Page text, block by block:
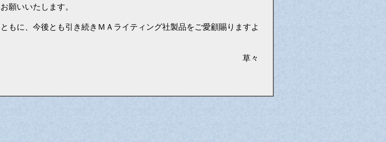
願いいたします。
もに、今後とも引き続きＭＡライティング社製品をご愛顧賜りますよ
草々